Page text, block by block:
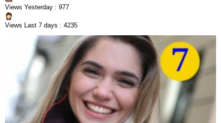
Views Yesterday : 977
Views Last 7 days : 4235